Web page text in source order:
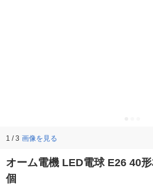
1 / 3 画像を見る
オーム電機 LED電球 E26 40
個